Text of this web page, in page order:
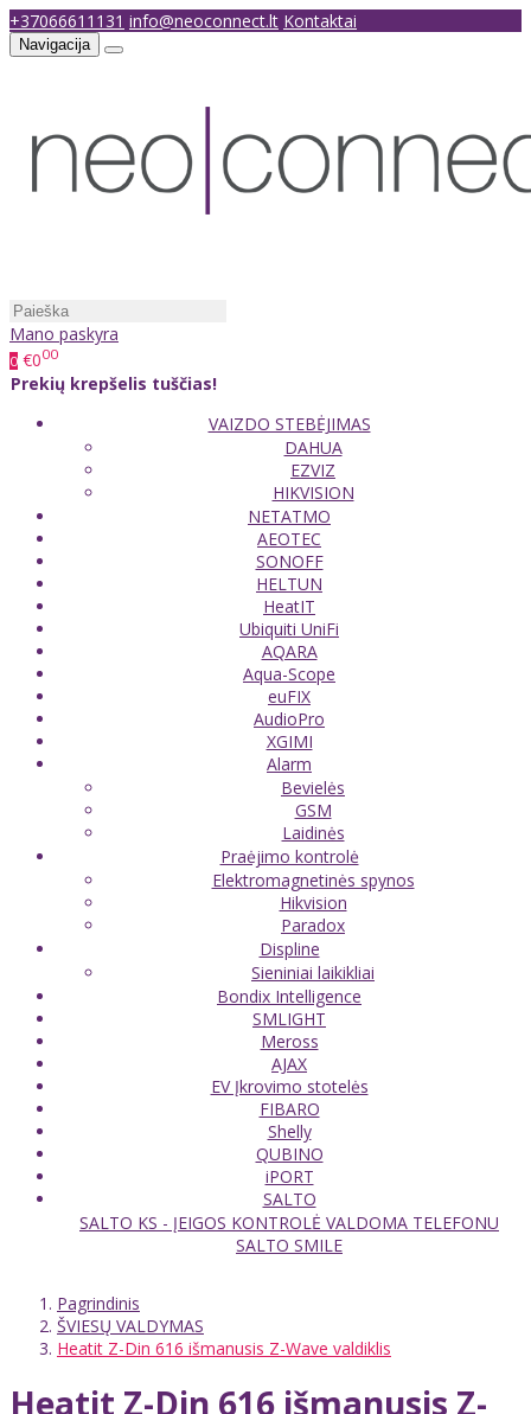
+37066611131 info@neoconnect.lt Kontaktai
Navigacija
Mano paskyra
0 €000
Prekių krepšelis tuščias!
VAIZDO STEBĖJIMAS
DAHUA
EZVIZ
HIKVISION
NETATMO
AEOTEC
SONOFF
HELTUN
HeatIT
Ubiquiti UniFi
AQARA
Aqua-Scope
euFIX
AudioPro
XGIMI
Alarm
Bevielės
GSM
Laidinės
Praėjimo kontrolė
Elektromagnetinės spynos
Hikvision
Paradox
Displine
Sieniniai laikikliai
Bondix Intelligence
SMLIGHT
Meross
AJAX
EV Įkrovimo stotelės
FIBARO
Shelly
QUBINO
iPORT
SALTO
SALTO KS - ĮEIGOS KONTROLĖ VALDOMA TELEFONU
SALTO SMILE
Pagrindinis
ŠVIESŲ VALDYMAS
Heatit Z-Din 616 išmanusis Z-Wave valdiklis
Heatit Z-Din 616 išmanusis Z-